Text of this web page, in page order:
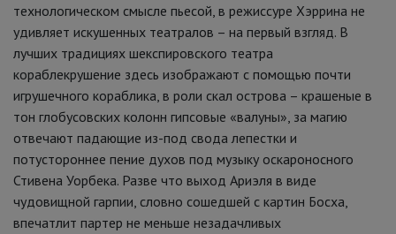
технологическом смысле пьесой, в режиссуре Хэррина не
удивляет искушенных театралов – на первый взгляд. В
лучших традициях шекспировского театра
кораблекрушение здесь изображают с помощью почти
игрушечного кораблика, в роли скал острова – крашеные в
тон глобусовских колонн гипсовые «валуны», за магию
отвечают падающие из-под свода лепестки и
потустороннее пение духов под музыку оскароносного
Стивена Уорбека. Разве что выход Ариэля в виде
чудовищной гарпии, словно сошедшей с картин Босха,
впечатлит партер не меньше незадачливых